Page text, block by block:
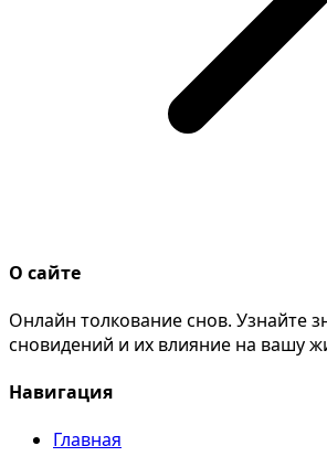
О сайте
Онлайн толкование снов. Узнайте
сновидений и их влияние на вашу
Навигация
Главная